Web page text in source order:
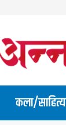
कला/साहित्य